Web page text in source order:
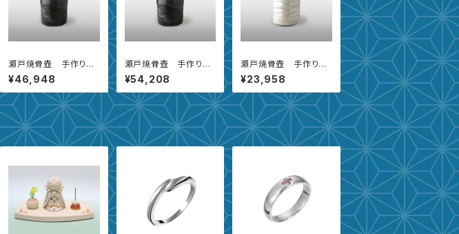
瀬戸焼骨壺 手作り黒
青流【6寸】
¥46,948
瀬戸焼骨壺 手作り黒
青流【7寸】
¥54,208
瀬戸焼骨壺 手作り虹
彩【4寸】
¥23,958